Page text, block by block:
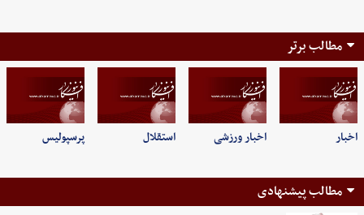
مطالب برتر
اخبار اخبار ورزشی استقلال پرسپولیس
مطالب پیشنهادی